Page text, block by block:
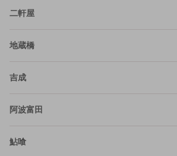
二軒屋
地蔵橋
吉成
阿波富田
鮎喰